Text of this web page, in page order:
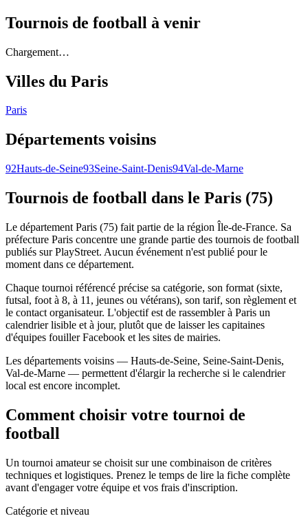
Tournois de football à venir
Chargement…
Villes du Paris
Paris
Départements voisins
92Hauts-de-Seine93Seine-Saint-Denis94Val-de-Marne
Tournois de football dans le Paris (75)
Le département Paris (75) fait partie de la région Île-de-France. Sa
préfecture Paris concentre une grande partie des tournois de football
publiés sur PlayStreet. Aucun événement n'est publié pour le
moment dans ce département.
Chaque tournoi référencé précise sa catégorie, son format (sixte,
futsal, foot à 8, à 11, jeunes ou vétérans), son tarif, son règlement et
le contact organisateur. L'objectif est de rassembler à Paris un
calendrier lisible et à jour, plutôt que de laisser les capitaines
d'équipes fouiller Facebook et les sites de mairies.
Les départements voisins — Hauts-de-Seine, Seine-Saint-Denis,
Val-de-Marne — permettent d'élargir la recherche si le calendrier
local est encore incomplet.
Comment choisir votre tournoi de
football
Un tournoi amateur se choisit sur une combinaison de critères
techniques et logistiques. Prenez le temps de lire la fiche complète
avant d'engager votre équipe et vos frais d'inscription.
Catégorie et niveau